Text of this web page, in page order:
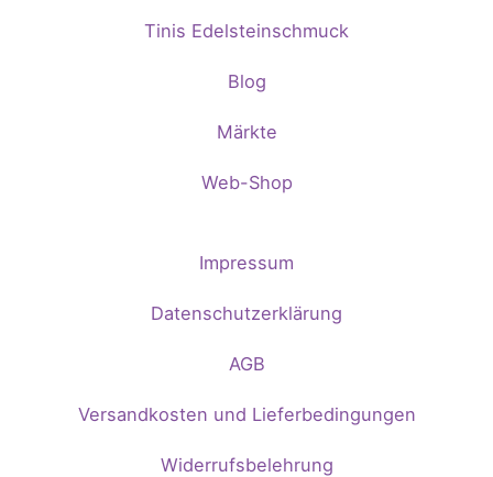
Tinis Edelsteinschmuck
Blog
Märkte
Web-Shop
Impressum
Datenschutzerklärung
AGB
Versandkosten und Lieferbedingungen
Widerrufsbelehrung